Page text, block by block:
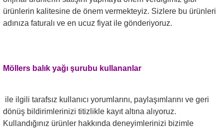
ürünlerin kalitesine de önem vermekteyiz. Sizlere bu ürünleri
adınıza faturalı ve en ucuz fiyat ile gönderiyoruz.
Möllers ba lık yağı şurubu kullananlar
ile ilgili tarafsız kullanıcı yorumlarını, paylaşımlarını ve geri
dönüş bildirimlerinizi titizlikle kayıt altına alıyoruz.
Kullandığınız ürünler hakkında deneyimlerinizi bizimle